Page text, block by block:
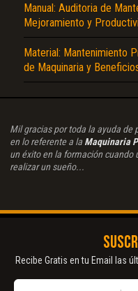
Manual: Auditoria de
Mejoramiento y
Material: Mantenimiento
de Maquinaria y
Mil gracias por toda la ayuda de
en lo referente a la Maquinaria
un éxito en la formación cuando
realizar un sueño...
Recibe Gratis en tu Email las